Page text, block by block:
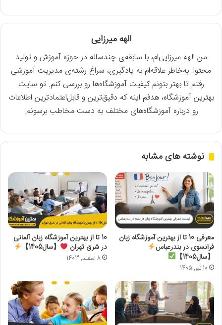
الهه میرزایی
من الهه میرزایی‌ام، با سابقه‌ی چندساله در حوزه آموزش و تولید
محتوا. به‌خاطر علاقه‌ام به یادگیری، سراغ رشته‌ی مدیریت آموزشی
رفتم تا بهتر بتونم کیفیت آموزشگاه‌ها رو بررسی کنم. تو سایت
بهترین آموزشگاه، هدفم اینه که دقیق‌ترین و قابل‌اعتمادترین اطلاعات
رو درباره آموزشگاه‌های مختلف به دست مخاطب برسونم.
نوشته های مشابه
معرفی 10 تا از بهترین آموزشگاه زبان
فرانسوی در بندرعباس
【سال1405】
10 تیر, 1405
10 تا از بهترین آموزشگاه زبان آلمانی
در شرق تهران
【سال1405】
8 اسفند, 1403